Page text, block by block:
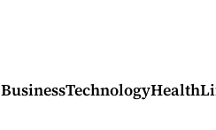
BusinessTechnologyHealth